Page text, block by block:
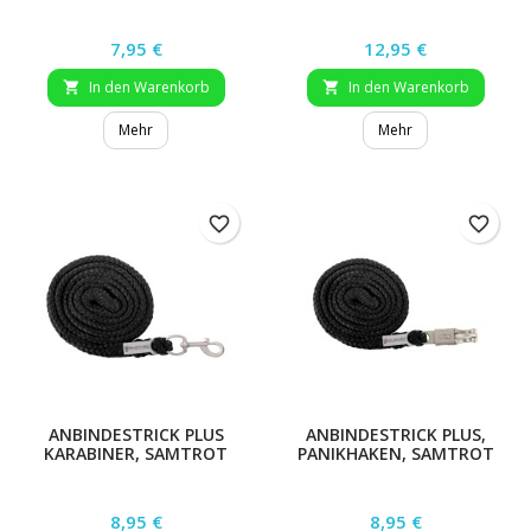
Preis
7,95 €
 In den Warenkorb
Mehr
Preis
12,95 €
 In den Warenkorb
Mehr
ANBINDESTRICK PLUS
KARABINER, SAMTROT
Preis
8,95 €
favorite_border
ANBINDESTRICK PLUS,
PANIKHAKEN, SAMTROT
Preis
8,95 €
favorite_border